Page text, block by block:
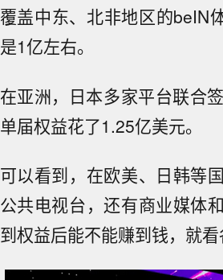
覆盖中东、北非地区的beIN
是1亿左右。
在亚洲，日本多家平台联合
单届权益花了1.25亿美元。
可以看到，在欧美、日韩等
公共电视台，还有商业媒体
到权益后能不能赚到钱，就看